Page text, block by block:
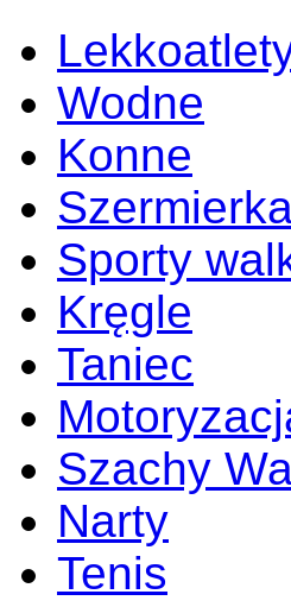
Wodne
Konne
Sporty
Kręgle
Taniec
Szachy
Narty
Tenis